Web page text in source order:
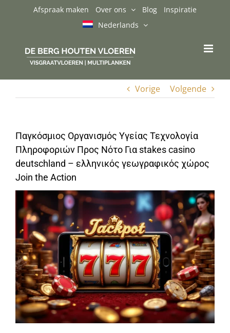
Afspraak maken Over ons Blog
Inspiratie
Nederlands
Vorige Volgende
Παγκόσμιος Οργανισμός Υγείας Τεχνολογία
Πληροφοριών Προς Νότο Για stakes casino
deutschland – ελληνικός γεωγραφικός χώρος
Join the Action